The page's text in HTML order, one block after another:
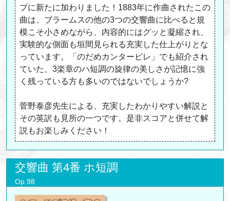
プに新たに加わりました！1883年に作曲されたこの
曲は、ブラームスの他の3つの交響曲に比べると規
模こそ小さめながら、内容的にはグッと凝縮され、
実験的な側面も垣間見られる充実した仕上がりとな
っています。「のだめカンタービレ」でも紹介され
ていた、3楽章のハ短調の旋律の美しさが記憶に強
く残っている方も多いのではないでしょうか?
菅野泰彦先生による、充実したわかりやすい解説と
その英訳も見所の一つです。是非スコアと併せて解
説もお楽しみください！
交響曲 第4番 ホ短調
Op.98